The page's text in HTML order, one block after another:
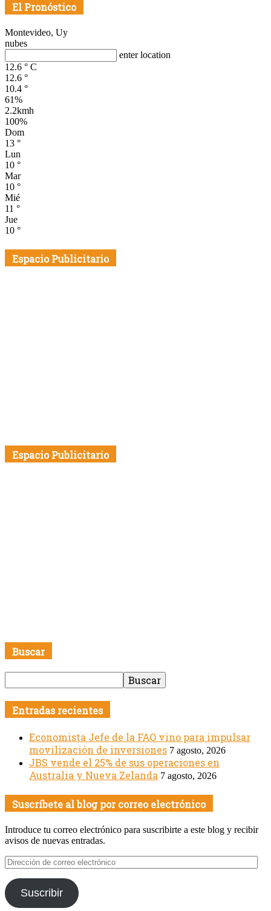
El Pronóstico
Montevideo, Uy
nubes
enter location
12.6 ° C
12.6 °
10.4 °
61%
2.2kmh
100%
Dom
13 °
Lun
10 °
Mar
10 °
Mié
11 °
Jue
10 °
Espacio Publicitario
Espacio Publicitario
Buscar
Entradas recientes
Economista Jefe de la FAO vino para impulsar
movilización de inversiones 7 agosto, 2026
JBS vende el 25% de sus operaciones en
Australia y Nueva Zelanda 7 agosto, 2026
Suscríbete al blog por correo electrónico
Introduce tu correo electrónico para suscribirte a este blog y recibir
avisos de nuevas entradas.
Dirección
de
correo
electrónico
Suscribir